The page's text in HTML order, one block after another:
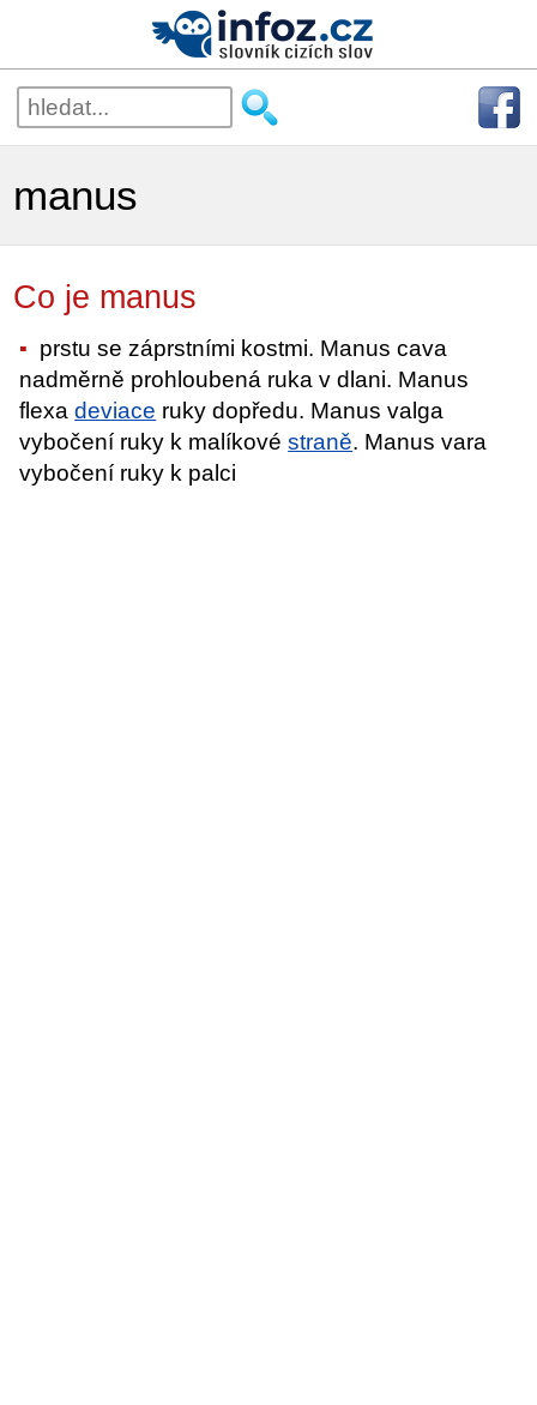
manus
Co je manus
prstu se záprstními kostmi. Manus cava
nadměrně prohloubená ruka v dlani. Manus
flexadeviace ruky dopředu. Manus valga
vybočení ruky k malíkovéstraně. Manus vara
vybočení ruky k palci